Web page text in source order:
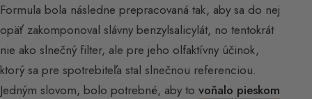
Formula bola následne prepracovaná tak, aby sa do nej
opäť zakomponoval slávny benzylsalicylát, no tentokrát
nie ako slnečný filter, ale pre jeho olfaktívny účinok,
ktorý sa pre spotrebiteľa stal slnečnou referenciou.
Jedným slovom, bolo potrebné, aby to voňalo pieskom